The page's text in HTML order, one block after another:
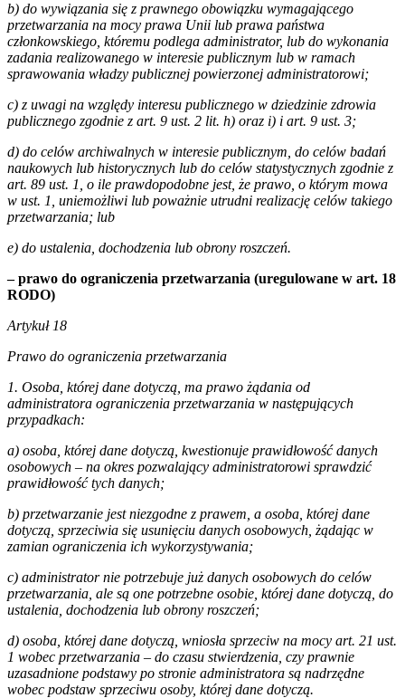
b) do wywiązania się z prawnego obowiązku wymagającego
przetwarzania na mocy prawa Unii lub prawa państwa
członkowskiego, któremu podlega administrator, lub do wykonania
zadania realizowanego w interesie publicznym lub w ramach
sprawowania władzy publicznej powierzonej administratorowi;
c) z uwagi na względy interesu publicznego w dziedzinie zdrowia
publicznego zgodnie z art. 9 ust. 2 lit. h) oraz i) i art. 9 ust. 3;
d) do celów archiwalnych w interesie publicznym, do celów badań
naukowych lub historycznych lub do celów statystycznych zgodnie z
art. 89 ust. 1, o ile prawdopodobne jest, że prawo, o którym mowa
w ust. 1, uniemożliwi lub poważnie utrudni realizację celów takiego
przetwarzania; lub
e) do ustalenia, dochodzenia lub obrony roszczeń.
– prawo do ograniczenia przetwarzania (uregulowane w art. 18
RODO)
Artykuł 18
Prawo do ograniczenia przetwarzania
1. Osoba, której dane dotyczą, ma prawo żądania od
administratora ograniczenia przetwarzania w następujących
przypadkach:
a) osoba, której dane dotyczą, kwestionuje prawidłowość danych
osobowych – na okres pozwalający administratorowi sprawdzić
prawidłowość tych danych;
b) przetwarzanie jest niezgodne z prawem, a osoba, której dane
dotyczą, sprzeciwia się usunięciu danych osobowych, żądając w
zamian ograniczenia ich wykorzystywania;
c) administrator nie potrzebuje już danych osobowych do celów
przetwarzania, ale są one potrzebne osobie, której dane dotyczą, do
ustalenia, dochodzenia lub obrony roszczeń;
d) osoba, której dane dotyczą, wniosła sprzeciw na mocy art. 21 ust.
1 wobec przetwarzania – do czasu stwierdzenia, czy prawnie
uzasadnione podstawy po stronie administratora są nadrzędne
wobec podstaw sprzeciwu osoby, której dane dotyczą.